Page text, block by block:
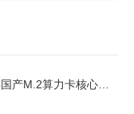
产M.2算力卡核心优